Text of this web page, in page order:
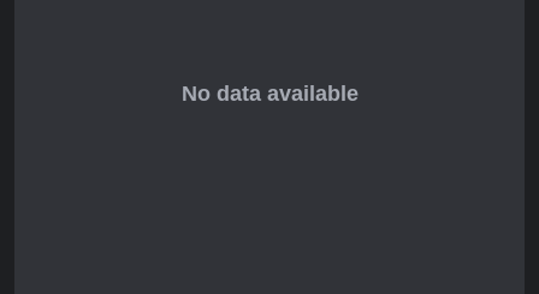
convenciones de los FPS modernos.